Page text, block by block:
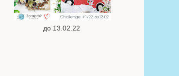
до 13.02.22